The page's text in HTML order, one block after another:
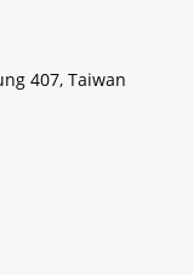
407, Taiwan